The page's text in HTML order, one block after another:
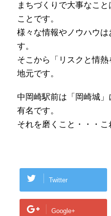
まちづくりで大事なこと
ことです。
様々な情報やノウハウは
す。
そこから「リスクと情
地元です。
中岡崎駅前は「岡崎城
有名です。
それを磨くこと・・・こ
Twitter
Google+